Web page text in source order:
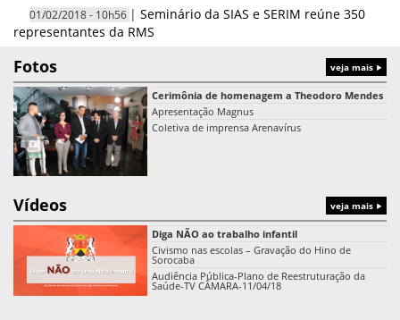
01/02/2018 - 10h56 | Seminário da SIAS e SERIM reúne 350
representantes da RMS
Fotos veja mais
Cerimônia de homenagem a Theodoro Mendes
Apresentação Magnus
Coletiva de imprensa Arenavírus
Vídeos veja mais
Diga NÃO ao trabalho infantil
Civismo nas escolas – Gravação do Hino de
Sorocaba
Audiência Pública-Plano de Reestruturação da
Saúde-TV CÂMARA-11/04/18